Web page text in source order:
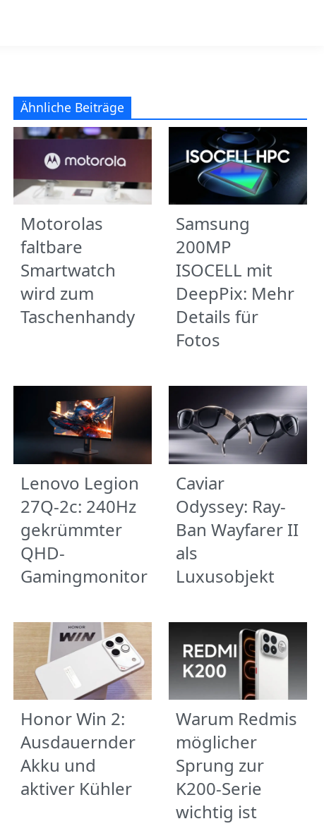
Ähnliche Beiträge
Motorolas
faltbare
Smartwatch
wird zum
Taschenhandy
Samsung
200MP
ISOCELL mit
DeepPix: Mehr
Details für
Fotos
Lenovo Legion
27Q-2c: 240Hz
gekrümmter
QHD-
Gamingmonitor
Caviar
Odyssey: Ray-
Ban Wayfarer II
als
Luxusobjekt
Honor Win 2:
Ausdauernder
Akku und
aktiver Kühler
Warum Redmis
möglicher
Sprung zur
K200-Serie
wichtig ist